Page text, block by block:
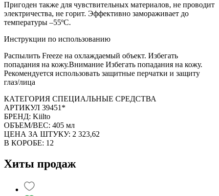
Пригоден также для чувствительных материалов, не проводит
электричества, не горит. Эффективно замораживает до
температуры –55ºС.
Инструкции по использованию
Распылить Freeze на охлаждаемый объект. Избегать
попадания на кожу.Внимание Избегать попадания на кожу.
Рекомендуется использовать защитные перчатки и защиту
глаз/лица
КАТЕГОРИЯ СПЕЦИАЛЬНЫЕ СРЕДСТВА
АРТИКУЛ 39451*
БРЕНД: Kiilto
ОБЪЕМ/ВЕС: 405 мл
ЦЕНА ЗА ШТУКУ: 2 323,62
В КОРОБЕ: 12
Хиты продаж